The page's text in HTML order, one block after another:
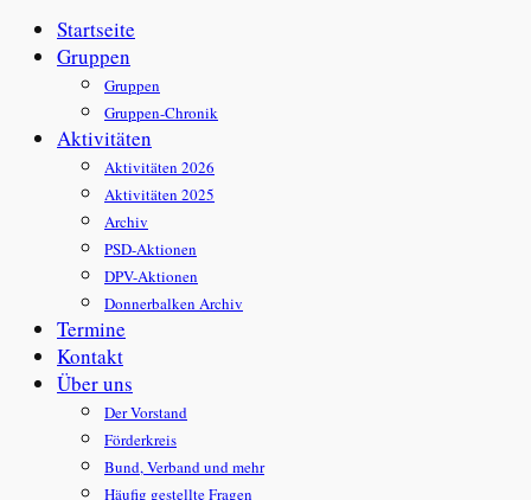
Startseite
Gruppen
Gruppen
Gruppen-Chronik
Aktivitäten
Aktivitäten 2026
Aktivitäten 2025
Archiv
PSD-Aktionen
DPV-Aktionen
Donnerbalken Archiv
Termine
Kontakt
Über uns
Der Vorstand
Förderkreis
Bund, Verband und mehr
Häufig gestellte Fragen